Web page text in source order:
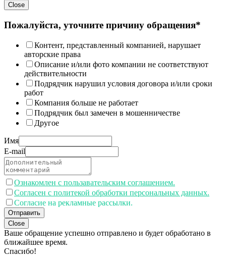
Close
Пожалуйста, уточните причину обращения*
Контент, представленный компанией, нарушает
авторские права
Описание и/или фото компании не соответствуют
действительности
Подрядчик нарушил условия договора и/или сроки
работ
Компания больше не работает
Подрядчик был замечен в мошенничестве
Другое
Имя
E-mail
Ознакомлен с пользавательским соглашением.
Согласен с политекой обработки персональных данных.
Согласие на рекламные рассылки.
Отправить
Close
Ваше обращение успешно отправлено и будет обработано в
ближайшее время.
Спасибо!